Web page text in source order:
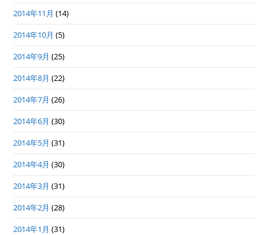
2014年11月 (14)
2014年10月 (5)
2014年9月 (25)
2014年8月 (22)
2014年7月 (26)
2014年6月 (30)
2014年5月 (31)
2014年4月 (30)
2014年3月 (31)
2014年2月 (28)
2014年1月 (31)